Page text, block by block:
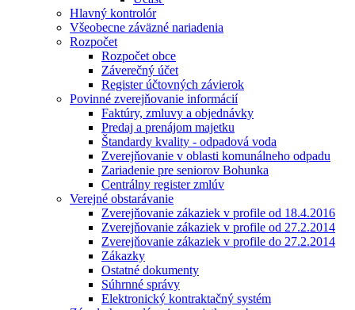
Hlavný kontrolór
Všeobecne záväzné nariadenia
Rozpočet
Rozpočet obce
Záverečný účet
Register účtovných závierok
Povinné zverejňovanie informácií
Faktúry, zmluvy a objednávky
Predaj a prenájom majetku
Štandardy kvality - odpadová voda
Zverejňovanie v oblasti komunálneho odpadu
Zariadenie pre seniorov Bohunka
Centrálny register zmlúv
Verejné obstarávanie
Zverejňovanie zákaziek v profile od 18.4.2016
Zverejňovanie zákaziek v profile od 27.2.2014
Zverejňovanie zákaziek v profile do 27.2.2014
Zákazky
Ostatné dokumenty
Súhrnné správy
Elektronický kontraktačný systém